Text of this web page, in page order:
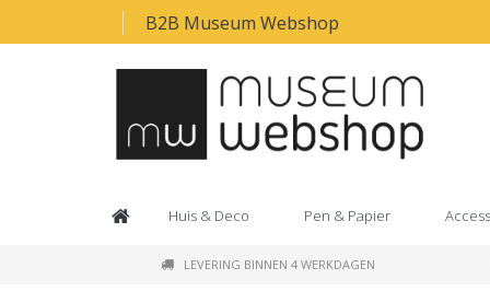
B2B Museum Webshop
Huis & Deco Pen & Papier
LEVERING BINNEN 4 WERKDAGEN